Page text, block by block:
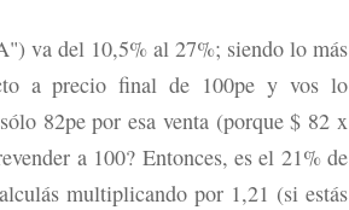
va del 10,5% al 27%; siendo lo más
a precio final de 100pe y vos lo
82pe por esa venta (porque $ 82 x
a 100? Entonces, es el 21% de
multiplicando por 1,21 (si estás